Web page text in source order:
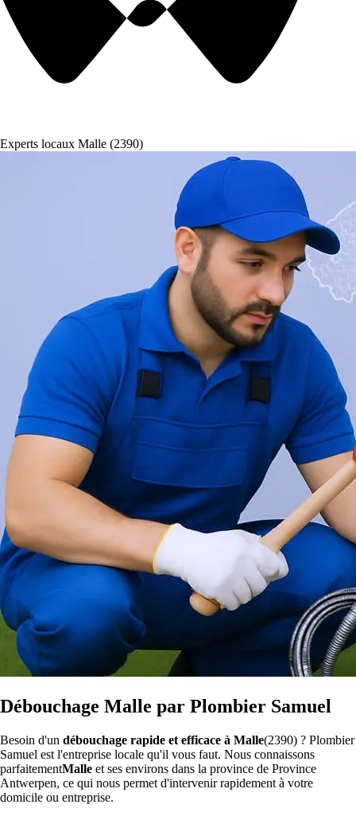
Experts locaux Malle (2390)
Débouchage Malle par Plombier Samuel
Besoin d'un débouchage rapide et efficace à Malle(2390) ? Plombier
Samuel est l'entreprise locale qu'il vous faut. Nous connaissons
parfaitementMalle et ses environs dans la province de Province
Antwerpen, ce qui nous permet d'intervenir rapidement à votre
domicile ou entreprise.